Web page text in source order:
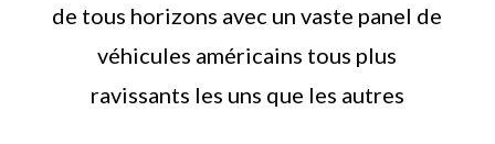
de tous horizons avec un vaste panel de
véhicules américains tous plus
ravissants les uns que les autres